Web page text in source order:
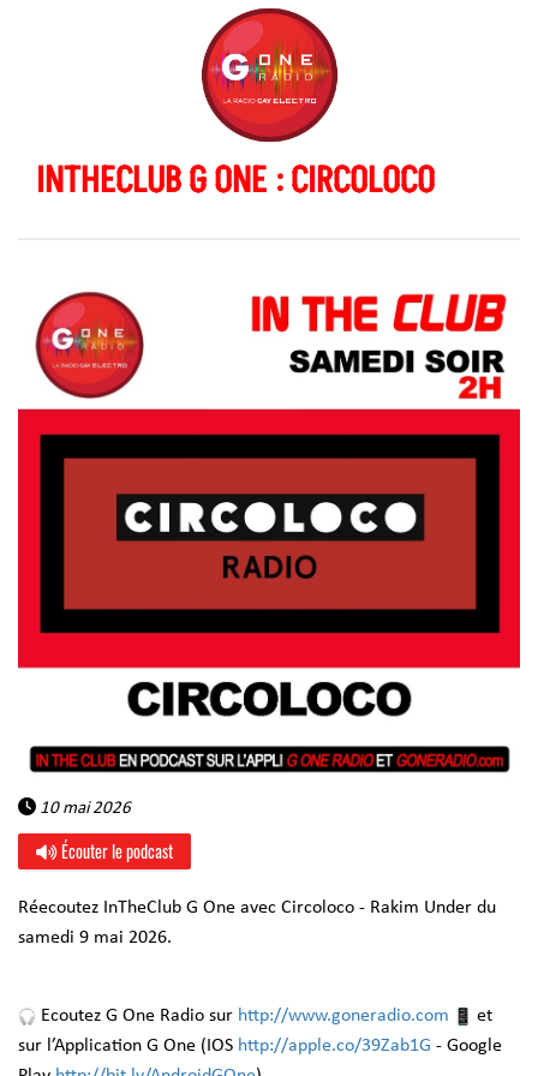
INTHECLUB G ONE : CIRCOLOCO
10 mai 2026
Écouter le podcast
Réecoutez InTheClub G One avec Circoloco - Rakim Under du
samedi 9 mai 2026.
Ecoutez G One Radio sur http://www.goneradio.com
et
sur l’Application G One (IOS http://apple.co/39Zab1G - Google